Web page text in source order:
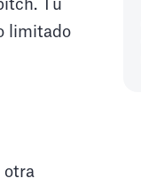
Tu
limitado
otra